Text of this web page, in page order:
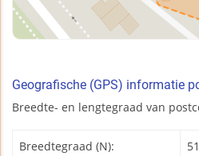
Geografische (GPS) informatie
Breedte- en lengtegraad van
Breedtegraad (N):